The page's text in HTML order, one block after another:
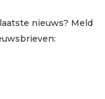
nieuws? Meld